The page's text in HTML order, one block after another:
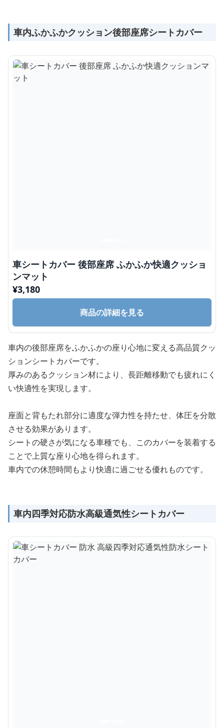
車内ふかふかクッション後部座席シートカバー
車シートカバー 後部座席 ふかふか快適クッショ
ンマット
¥3,180
商品の詳細を見る
車内の後部座席をふかふかの座り心地に変える高品質クッ
ションシートカバーです。
厚みのあるクッション材により、長距離移動でも疲れにく
い快適性を実現します。
座面と背もたれ部分に適度な弾力性を持たせ、体圧を分散
させる効果があります。
シートの硬さが気になる車種でも、このカバーを装着する
ことで上質な座り心地を得られます。
車内での休憩時間もより快適に過ごせる優れものです。
車内四季対応防水高級通気性シートカバー